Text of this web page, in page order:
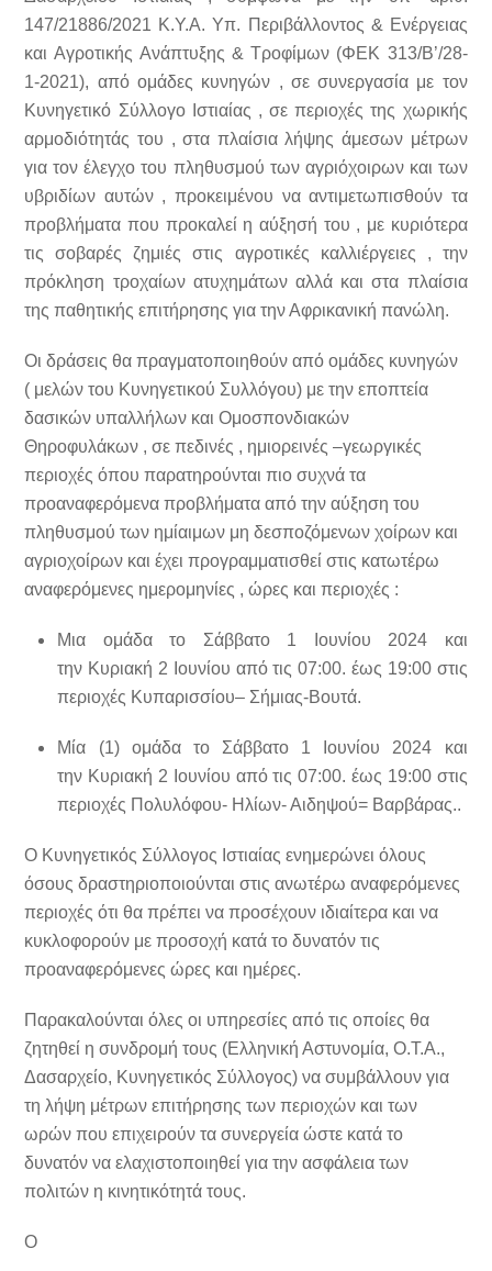
147/21886/2021 Κ.Υ.Α. Υπ. Περιβάλλοντος & Ενέργειας
και Αγροτικής Ανάπτυξης & Τροφίμων (ΦΕΚ 313/Β’/28-
1-2021), από ομάδες κυνηγών , σε συνεργασία με τον
Κυνηγετικό Σύλλογο Ιστιαίας , σε περιοχές της χωρικής
αρμοδιότητάς του , στα πλαίσια λήψης άμεσων μέτρων
για τον έλεγχο του πληθυσμού των αγριόχοιρων και των
υβριδίων αυτών , προκειμένου να αντιμετωπισθούν τα
προβλήματα που προκαλεί η αύξησή του , με κυριότερα
τις σοβαρές ζημιές στις αγροτικές καλλιέργειες , την
πρόκληση τροχαίων ατυχημάτων αλλά και στα πλαίσια
της παθητικής επιτήρησης για την Αφρικανική πανώλη.
Οι δράσεις θα πραγματοποιηθούν από ομάδες κυνηγών
( μελών του Κυνηγετικού Συλλόγου) με την εποπτεία
δασικών υπαλλήλων και Ομοσπονδιακών
Θηροφυλάκων , σε πεδινές , ημιορεινές –γεωργικές
περιοχές όπου παρατηρούνται πιο συχνά τα
προαναφερόμενα προβλήματα από την αύξηση του
πληθυσμού των ημίαιμων μη δεσποζόμενων χοίρων και
αγριοχοίρων και έχει προγραμματισθεί στις κατωτέρω
αναφερόμενες ημερομηνίες , ώρες και περιοχές :
Μια ομάδα το Σάββατο 1 Ιουνίου 2024 και
την Κυριακή 2 Ιουνίου από τις07:00. έως 19:00στις
περιοχές Κυπαρισσίου– Σήμιας-Βουτά.
Μία (1) ομάδα το Σάββατο 1 Ιουνίου 2024 και
την Κυριακή 2 Ιουνίου από τις07:00. έως 19:00στις
περιοχές Πολυλόφου- Ηλίων- Αιδηψού= Βαρβάρας..
Ο Κυνηγετικός Σύλλογος Ιστιαίας ενημερώνει όλους
όσους δραστηριοποιούνται στις ανωτέρω αναφερόμενες
περιοχές ότι θα πρέπει να προσέχουν ιδιαίτερα και να
κυκλοφορούν με προσοχή κατά το δυνατόν τις
προαναφερόμενες ώρες και ημέρες.
Παρακαλούνται όλες οι υπηρεσίες από τις οποίες θα
ζητηθεί η συνδρομή τους (Ελληνική Αστυνομία, Ο.Τ.Α.,
Δασαρχείο, Κυνηγετικός Σύλλογος) να συμβάλλουν για
τη λήψη μέτρων επιτήρησης των περιοχών και των
ωρών που επιχειρούν τα συνεργεία ώστε κατά το
δυνατόν να ελαχιστοποιηθεί για την ασφάλεια των
πολιτών η κινητικότητά τους.
Ο